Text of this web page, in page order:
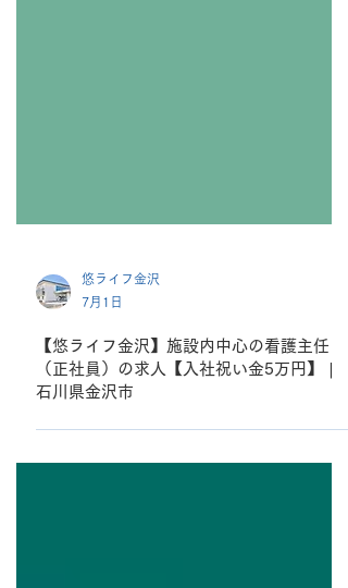
悠ライフ金沢
7月1日
（正社員）の求人【入社祝い金5万円】 |